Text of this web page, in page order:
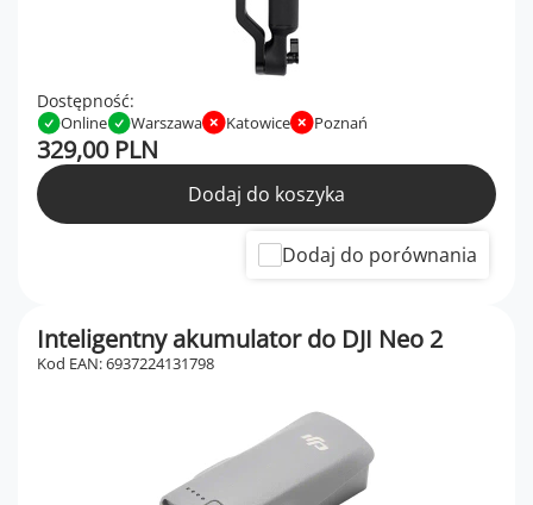
Dostępność:
Online Warszawa Katowice Poznań
329,00 PLN
Dodaj do koszyka
Dodaj do porównania
Inteligentny akumulator do DJI Neo 2
Kod EAN: 6937224131798